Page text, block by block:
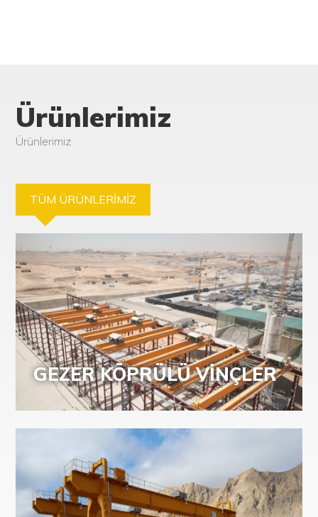
Ürünlerimiz
Ürünlerimiz
TÜM ÜRÜNLERİMİZ
GEZER KÖPRÜLÜ VİNÇLER